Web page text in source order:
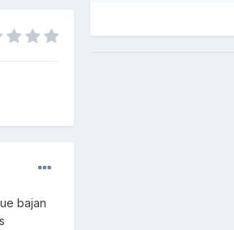
bajan